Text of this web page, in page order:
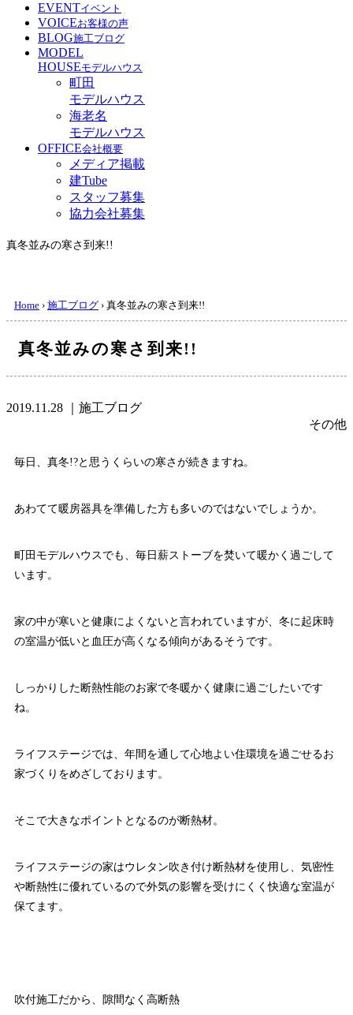
EVENTイベント
VOICEお客様の声
BLOG施工ブログ
MODEL
HOUSEモデルハウス
町田
モデルハウス
海老名
モデルハウス
OFFICE会社概要
メディア掲載
建Tube
スタッフ募集
協力会社募集
真冬並みの寒さ到来!!
Home › 施工ブログ › 真冬並みの寒さ到来!!
真冬並みの寒さ到来!!
2019.11.28
｜施工ブログ
その他
毎日、真冬!?と思うくらいの寒さが続きますね。
あわてて暖房器具を準備した方も多いのではないでしょうか。
町田モデルハウスでも、毎日薪ストーブを焚いて暖かく過ごして
います。
家の中が寒いと健康によくないと言われていますが、冬に起床時
の室温が低いと血圧が高くなる傾向があるそうです。
しっかりした断熱性能のお家で冬暖かく健康に過ごしたいです
ね。
ライフステージでは、年間を通して心地よい住環境を過ごせるお
家づくりをめざしております。
そこで大きなポイントとなるのが断熱材。
ライフステージの家はウレタン吹き付け断熱材を使用し、気密性
や断熱性に優れているので外気の影響を受けにくく快適な室温が
保てます。
吹付施工だから、隙間なく高断熱